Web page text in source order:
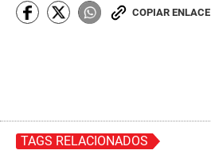
COPIAR ENLACE
TAGS RELACIONADOS